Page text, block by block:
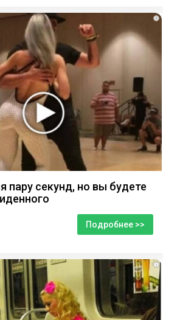
i
пару секунд, но вы будете
Подробнее >>
i